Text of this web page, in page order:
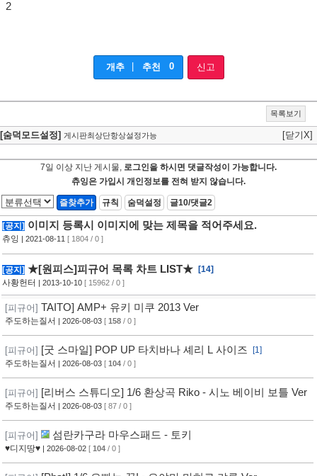
2
개추 추천 0 신고
목록보기
[숨덕모드설정] 게시판최상단항상설정가능 [닫기X]
7일 이상 지난 게시물, 로그인을 하시면 댓글작성이 가능합니다.
츄잉은 가입시 개인정보를 전혀 받지 않습니다.
즐찾추가 규칙 숨덕설정 글10/댓글2
[공지] 이미지 등록시 이미지에 맞는 제목을 적어주세요.
츄잉 | 2021-08-11 [ 1804 / 0 ]
[공지] ★[원피스]피규어 목록 차트 LIST★
[14]
사황헌터 | 2013-10-10 [ 15962 / 0 ]
[피규어] TAITO] AMP+ 유키 미쿠 2013 Ver
주도하는질서 | 2026-08-03 [ 158 / 0 ]
[피규어] [굿 스마일] POP UP 타치바나 셰리 L 사이즈
[1]
주도하는질서 | 2026-08-03 [ 104 / 0 ]
[피규어] [리버스 스튜디오] 1/6 환상곡 Riko - 시노 베이비 보틀 Ver
주도하는질서 | 2026-08-03 [ 87 / 0 ]
[피규어] 섬란카구라 마우스패드 - 토키
♥디지땅♥ | 2026-08-02 [ 104 / 0 ]